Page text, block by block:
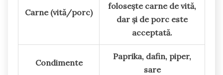
Carne (vită/porc)
folosește carne de vită,
dar și de porc este
acceptată.
Condimente
Paprika, dafin, piper,
sare